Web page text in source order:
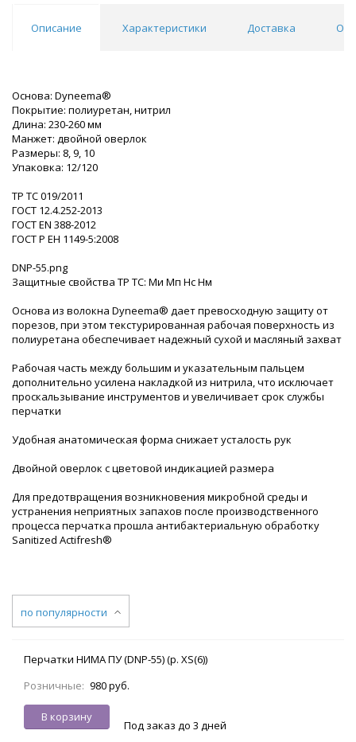
Описание Характеристики Доставка
Основа: Dyneema®
Покрытие: полиуретан, нитрил
Длина: 230-260 мм
Манжет: двойной оверлок
Размеры: 8, 9, 10
Упаковка: 12/120
ТР ТС 019/2011
ГОСТ 12.4.252-2013
ГОСТ ЕN 388-2012
ГОСТ Р ЕН 1149-5:2008
DNP-55.png
Защитные свойства ТР ТС: Ми Мп Нс Нм
Основа из волокна Dyneema® дает превосходную защиту от
порезов, при этом текстурированная рабочая поверхность из
полиуретана обеспечивает надежный сухой и масляный захват
Рабочая часть между большим и указательным пальцем
дополнительно усилена накладкой из нитрила, что исключает
проскальзывание инструментов и увеличивает срок службы
перчатки
Удобная анатомическая форма снижает усталость рук
Двойной оверлок с цветовой индикацией размера
Для предотвращения возникновения микробной среды и
устранения неприятных запахов после производственного
процесса перчатка прошла антибактериальную обработку
Sanitized Actifresh®
по популярности
Перчатки НИМА ПУ (DNP-55) (р. XS(6))
Розничные: 980 руб.
В корзину
Под заказ до 3 дней